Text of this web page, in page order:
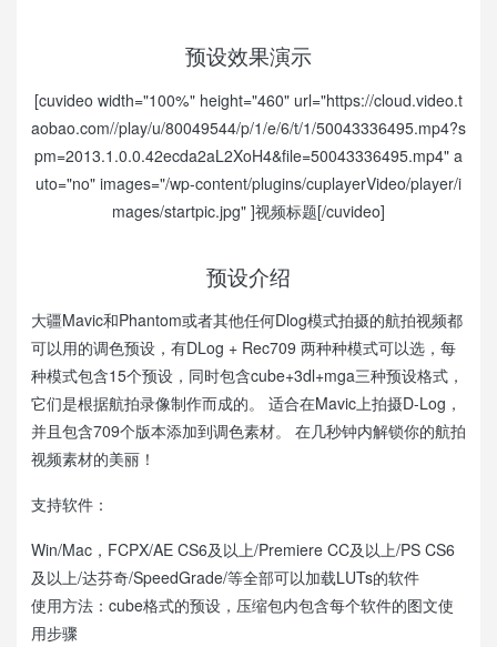
预设效果演示
[cuvideo width="100%" height="460" url="https://cloud.video.t
aobao.com//play/u/80049544/p/1/e/6/t/1/50043336495.mp4?s
pm=2013.1.0.0.42ecda2aL2XoH4&file=50043336495.mp4" a
uto="no" images="/wp-content/plugins/cuplayerVideo/player/i
mages/startpic.jpg" ]视频标题[/cuvideo]
预设介绍
大疆Mavic和Phantom或者其他任何Dlog模式拍摄的航拍视频都
可以用的调色预设，有DLog + Rec709 两种种模式可以选，每
种模式包含15个预设，同时包含cube+3dl+mga三种预设格式，
它们是根据航拍录像制作而成的。 适合在Mavic上拍摄D-Log，
并且包含709个版本添加到调色素材。 在几秒钟内解锁你的航拍
视频素材的美丽！
支持软件：
Win/Mac，FCPX/AE CS6及以上/Premiere CC及以上/PS CS6
及以上/达芬奇/SpeedGrade/等全部可以加载LUTs的软件
使用方法：cube格式的预设，压缩包内包含每个软件的图文使
用步骤